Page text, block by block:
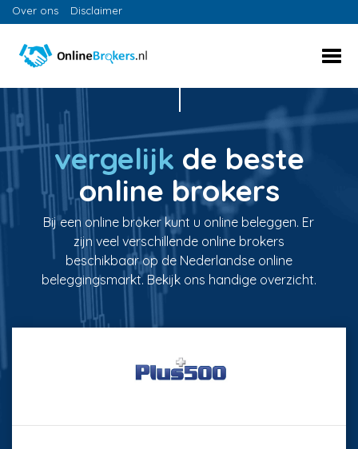
Over ons Disclaimer
vergelijk de beste
online brokers
Bij een online broker kunt u online beleggen. Er
zijn veel verschillende online brokers
beschikbaar op de Nederlandse online
beleggingsmarkt. Bekijk ons handige overzicht.